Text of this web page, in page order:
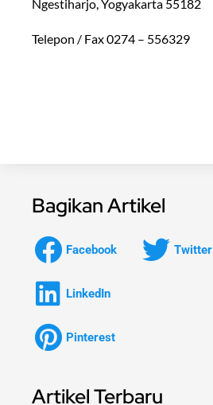
Ngestiharjo, Yogyakarta 55182
Telepon / Fax 0274 – 556329
Bagikan Artikel
Facebook Twitter
LinkedIn
Pinterest
Artikel Terbaru